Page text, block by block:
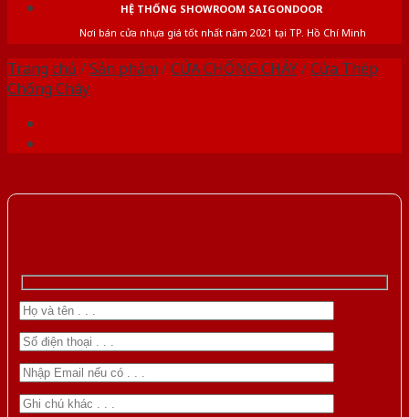
HỆ THỐNG SHOWROOM SAIGONDOOR
Nơi bán cửa nhựa giá tốt nhất năm 2021 tại TP. Hồ Chí Minh
Trang chủ /Sản phẩm /CỬA CHỐNG CHÁY/Cửa Thép
Chống Cháy